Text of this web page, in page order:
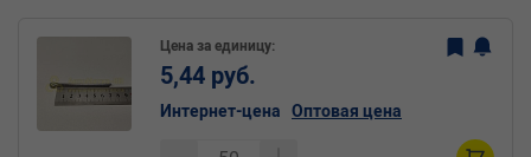
Цена за единицу:
5,44 руб.
Интернет-цена Оптовая цена